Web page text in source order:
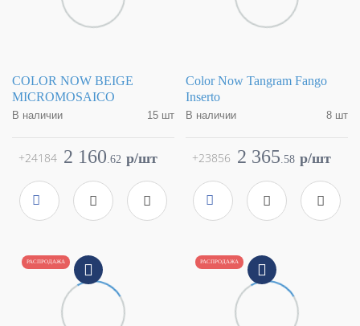
COLOR NOW BEIGE
MICROMOSAICO
В наличии
15 шт
FAP Ceramiche
Страна
Италия
Размер
30,5x30,5
Цвет
светло-бежевый
Поверхность
матовая
2 160.62 p/шт
+24184
Color Now Tangram Fango
Inserto
В наличии
8 шт
FAP Ceramiche
Страна
Италия
Размер
30,5x91,5
Цвет
серый
Поверхность
матовая
2 365.58 p/шт
+23856
РАСПРОДАЖА РАСПРОДАЖА